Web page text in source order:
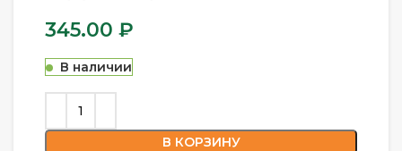
345.00 ₽
В наличии
В КОРЗИНУ